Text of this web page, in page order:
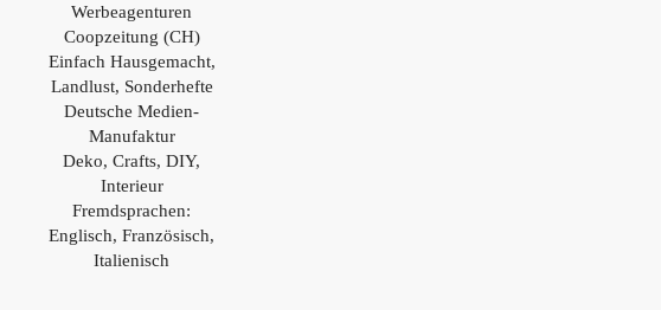
Werbeagenturen
Coopzeitung (CH)
Einfach Hausgemacht,
Landlust, Sonderhefte
Deutsche Medien-
Manufaktur
Deko, Crafts, DIY,
Interieur
Fremdsprachen:
Englisch, Französisch,
Italienisch